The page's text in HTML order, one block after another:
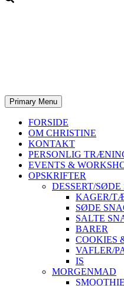
Primary Menu
FORSIDE
OM CHRISTINE
KONTAKT
PERSONLIG
EVENTS &
OPSKRIFTER
DESSERT/SØDE
KAGER/
SØDE
SALTE
BARER
COOKIES
VAFLER/
IS
MORGENMAD
SMOOTHIE